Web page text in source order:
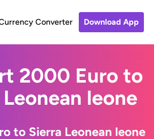
Converter Download App
2000 Euro to
leone
to Sierra Leonean leone